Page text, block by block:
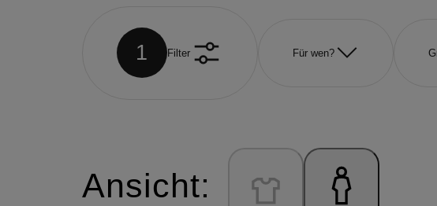
1 Filter Für wen?
Ansicht: